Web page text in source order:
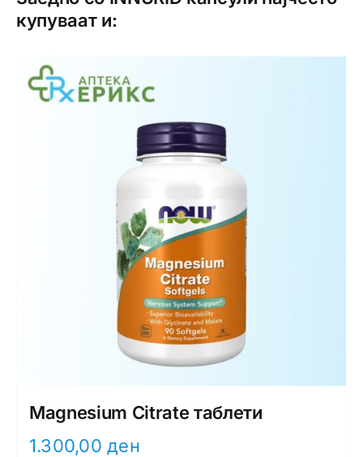
купуваат и:
Magnesium Citrate таблети
1.300,00ден